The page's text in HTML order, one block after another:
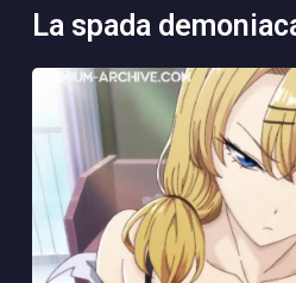
la spada